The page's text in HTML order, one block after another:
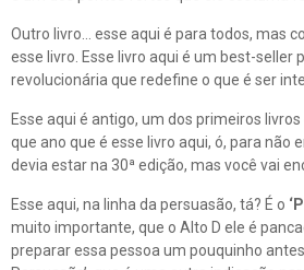
Outro livro… esse aqui é para todos, mas
esse livro. Esse livro aqui é um best-
revolucionária que redefine o que é ser
Esse aqui é antigo, um dos primeiros
que ano que é esse livro aqui, ó, para não
devia estar na 30ª edição, mas você vai
Esse aqui, na linha da persuasão, tá? É o
muito importante, que o Alto D ele é
preparar essa pessoa um pouquinho